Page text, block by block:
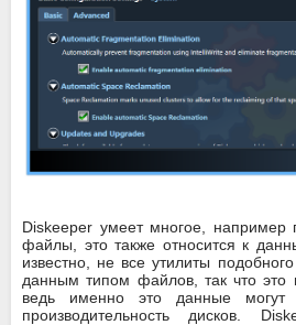
Diskeeper умеет многое, например
файлы, это также относится к
известно, не все утилиты
данным типом файлов, так что это
ведь именно это данные могут
производительность дисков.